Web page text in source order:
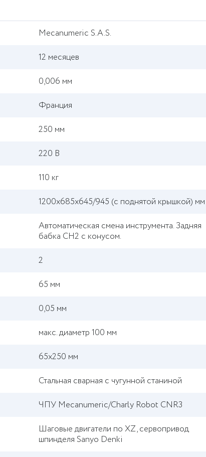
Mecanumeric S.A.S.
12 месяцев
0,006 мм
Франция
250 мм
220 В
110 кг
1200х685х645/945 (с поднятой крышкой) мм
Автоматическая смена инструмента. Задняя
бабка CH2 с конусом.
2
65 мм
0,05 мм
макс. диаметр 100 мм
65х250 мм
Стальная сварная с чугунной станиной
ЧПУ Mecanumeric/Charly Robot CNR3
Шаговые двигатели по XZ, сервопривод
шпинделя Sanyo Denki